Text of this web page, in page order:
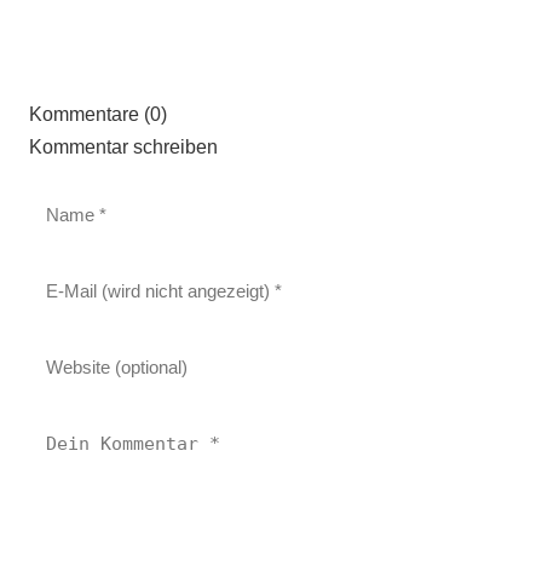
Kommentare (0)
Kommentar schreiben